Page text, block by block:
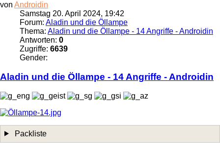
von Androidin
Samstag 20. April 2024, 19:42
Forum: Aladin und die Öllampe
Thema: Aladin und die Öllampe - 14 Angriffe - Androidin
Antworten: 0
Zugriffe: 6639
Gender:
Aladin und die Öllampe - 14 Angriffe - Androidin
Packliste